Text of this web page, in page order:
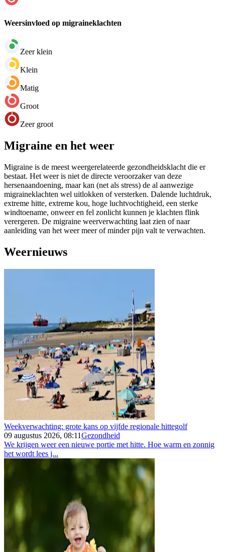
Weersinvloed op migraineklachten
Zeer klein
Klein
Matig
Groot
Zeer groot
Migraine en het weer
Migraine is de meest weergerelateerde gezondheidsklacht die er
bestaat. Het weer is niet de directe veroorzaker van deze
hersenaandoening, maar kan (net als stress) de al aanwezige
migraineklachten wel uitlokken of versterken. Dalende luchtdruk,
extreme hitte, extreme kou, hoge luchtvochtigheid, een sterke
windtoename, onweer en fel zonlicht kunnen je klachten flink
verergeren. De migraine weerverwachting laat zien of naar
aanleiding van het weer meer of minder pijn valt te verwachten.
Weernieuws
Weekverwachting: grote kans op vijfde regionale hittegolf
09 augustus 2026, 08:11Gezondheid
We krijgen weer een nieuwe portie met hitte. Hoe warm en zonnig
het wordt lees j...